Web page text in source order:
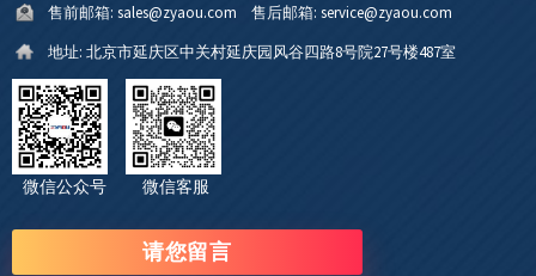
售前邮箱: sales@zyaou.com 售后邮箱: service@zyaou.com
地址: 北京市延庆区中关村延庆园风谷四路8号院27号楼487室
微信公众号 微信客服
请您留言